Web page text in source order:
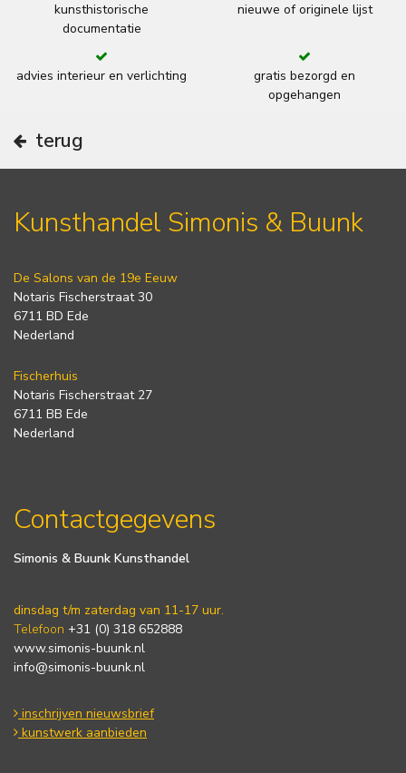
kunsthistorische
documentatie
nieuwe of originele lijst
advies interieur en verlichting
gratis bezorgd en
opgehangen
terug
Kunsthandel Simonis & Buunk
De Salons van de 19e Eeuw
Notaris Fischerstraat 30
6711 BD Ede
Nederland
Fischerhuis
Notaris Fischerstraat 27
6711 BB Ede
Nederland
Contactgegevens
Simonis & Buunk Kunsthandel
dinsdag t/m zaterdag van 11-17 uur.
Telefoon +31 (0) 318 652888
www.simonis-buunk.nl
info@simonis-buunk.nl
inschrijven nieuwsbrief
kunstwerk aanbieden